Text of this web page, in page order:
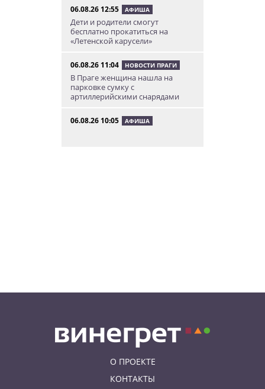
06.08.26 12:55 АФИША
Дети и родители смогут
бесплатно прокатиться на
«Летенской карусели»
06.08.26 11:04 НОВОСТИ ПРАГИ
В Праге женщина нашла на
парковке сумку с
артиллерийскими снарядами
06.08.26 10:05 АФИША
О ПРОЕКТЕ
КОНТАКТЫ